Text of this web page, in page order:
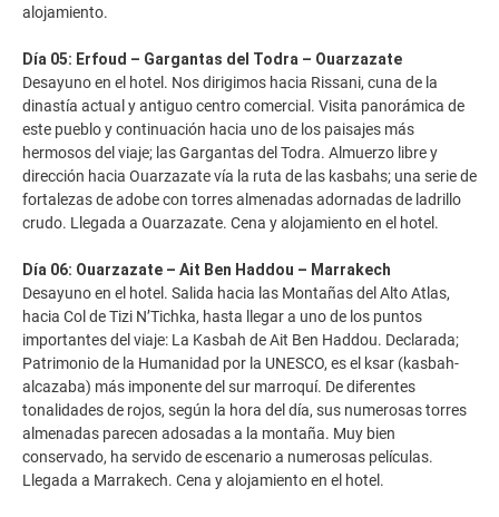
alojamiento.
Día 05: Erfoud – Gargantas del Todra – Ouarzazate
Desayuno en el hotel. Nos dirigimos hacia Rissani, cuna de la
dinastía actual y antiguo centro comercial. Visita panorámica de
este pueblo y continuación hacia uno de los paisajes más
hermosos del viaje; las Gargantas del Todra. Almuerzo libre y
dirección hacia Ouarzazate vía la ruta de las kasbahs; una serie de
fortalezas de adobe con torres almenadas adornadas de ladrillo
crudo. Llegada a Ouarzazate. Cena y alojamiento en el hotel.
Día 06: Ouarzazate – Ait Ben Haddou – Marrakech
Desayuno en el hotel. Salida hacia las Montañas del Alto Atlas,
hacia Col de Tizi N’Tichka, hasta llegar a uno de los puntos
importantes del viaje: La Kasbah de Ait Ben Haddou. Declarada;
Patrimonio de la Humanidad por la UNESCO, es el ksar (kasbah-
alcazaba) más imponente del sur marroquí. De diferentes
tonalidades de rojos, según la hora del día, sus numerosas torres
almenadas parecen adosadas a la montaña. Muy bien
conservado, ha servido de escenario a numerosas películas.
Llegada a Marrakech. Cena y alojamiento en el hotel.